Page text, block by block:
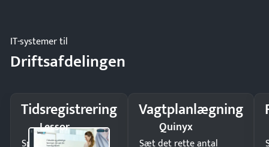
IT-systemer til
Driftsafdelingen
Tidsregistrering
Lessor
Spar tid på
Vagtplanlægning
Quinyx
Sæt det rette antal